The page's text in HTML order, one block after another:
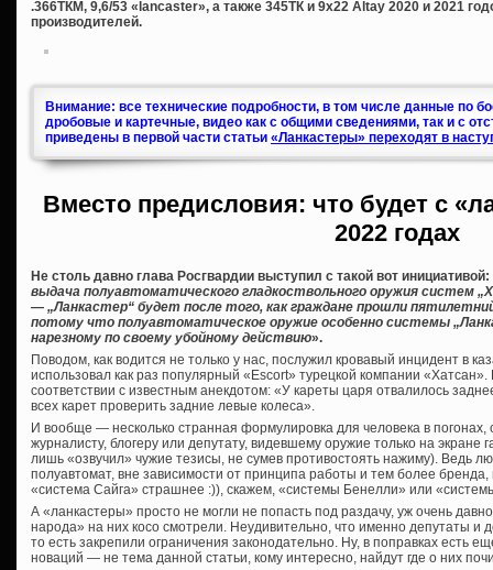
.366ТКМ, 9,6/53 «lancaster», а также 345ТК и 9х22 Altay 2020 и 2021
производителей.
Внимание: все технические подробности, в том числе данные по
дробовые и картечные, видео как с общими сведениями, так и с
приведены в первой части статьи «Ланкастеры» переходят в
Вместо предисловия: что будет с
2022 годах
Не столь давно глава Росгвардии выступил с такой вот инициативой:
выдача полуавтоматического гладкоствольного оружия систем
— „Ланкастер“ будет после того, как граждане прошли
потому что полуавтоматическое оружие особенно системы
нарезному по своему убойному действию».
Поводом, как водится не только у нас, послужил кровавый инцидент в
использовал как раз популярный «Escort» турецкой компании «Хатсан».
соответствии с известным анекдотом: «У кареты царя отвалилось
всех карет проверить задние левые колеса».
И вообще — несколько странная формулировка для человека в
журналисту, блогеру или депутату, видевшему оружие только на экране
лишь «озвучил» чужие тезисы, не сумев противостоять нажиму). Ведь
полуавтомат, вне зависимости от принципа работы и тем более
«система Сайга» страшнее :)), скажем, «системы Бенелли» или
А «ланкастеры» просто не могли не попасть под раздачу, уж очень
народа» на них косо смотрели. Неудивительно, что именно депутаты и
то есть закрепили ограничения законодательно. Ну, в поправках есть
новаций — не тема данной статьи, кому интересно, найдут где о них